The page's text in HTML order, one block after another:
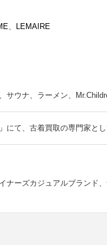
LEMAIRE
サウナ、ラーメン、
にて、古着買取の専門家と
ナーズカジュアルブランド